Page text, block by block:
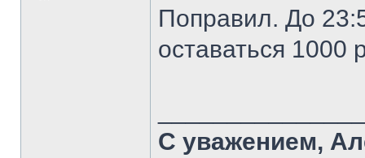
Поправил. До
оставаться 1000
С уважением,